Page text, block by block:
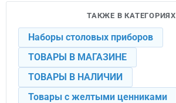
ТАКЖЕ В КАТЕГОРИЯХ
Наборы столовых приборов
ТОВАРЫ В МАГАЗИНЕ
ТОВАРЫ В НАЛИЧИИ
Товары с желтыми ценниками